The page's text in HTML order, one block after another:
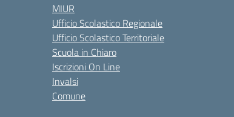
MIUR
Ufficio Scolastico Regionale
Ufficio Scolastico Territoriale
Scuola in Chiaro
Iscrizioni On Line
Invalsi
Comune